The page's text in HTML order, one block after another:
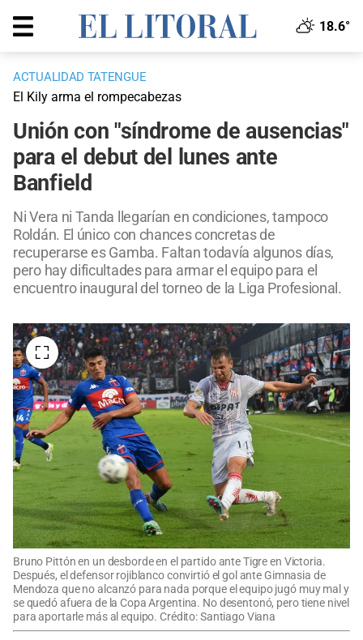
18.6°
ACTUALIDAD TATENGUE
El Kily arma el rompecabezas
Unión con "síndrome de ausencias"
para el debut del lunes ante
Banfield
Ni Vera ni Tanda llegarían en condiciones, tampoco
Roldán. El único con chances concretas de
recuperarse es Gamba. Faltan todavía algunos días,
pero hay dificultades para armar el equipo para el
encuentro inaugural del torneo de la Liga Profesional.
Bruno Pittón en un desborde en el partido ante Tigre en Victoria.
Después, el defensor rojiblanco convirtió el gol ante Gimnasia de
Mendoza que no alcanzó para nada porque el equipo jugó muy mal y
se quedó afuera de la Copa Argentina. No desentonó, pero tiene nivel
para aportarle más al equipo. Crédito: Santiago Viana